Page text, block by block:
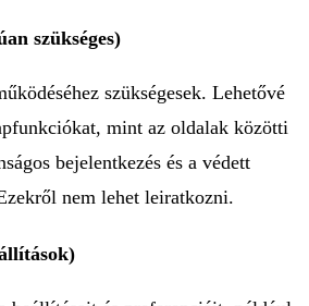
szükséges)
szükségesek. Lehetővé
mint az oldalak közötti
bejelentkezés és a védett
nem lehet leiratkozni.